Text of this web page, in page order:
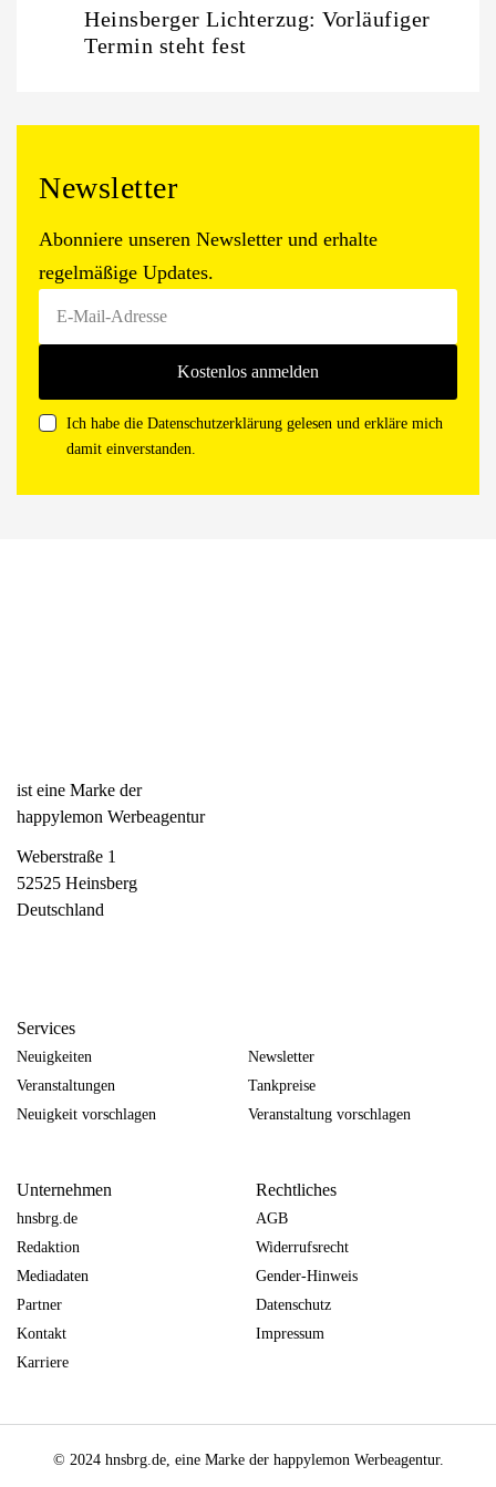
Heinsberger Lichterzug: Vorläufiger
Termin steht fest
Newsletter
Abonniere unseren Newsletter und erhalte
regelmäßige Updates.
Ich habe die Datenschutzerklärung gelesen und erkläre mich
damit einverstanden.
ist eine Marke der
happylemon Werbeagentur
Weberstraße 1
52525 Heinsberg
Deutschland
Services
Neuigkeiten
Newsletter
Veranstaltungen
Tankpreise
Neuigkeit vorschlagen
Veranstaltung vorschlagen
Unternehmen
hnsbrg.de
Redaktion
Mediadaten
Partner
Kontakt
Karriere
Rechtliches
AGB
Widerrufsrecht
Gender-Hinweis
Datenschutz
Impressum
© 2024 hnsbrg.de, eine Marke der happylemon Werbeagentur.